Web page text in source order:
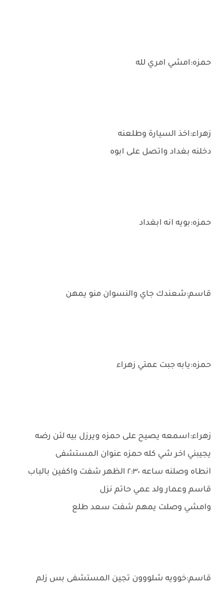
حمزه:امشي امري لله
زهراء:اخذ السيارة وطلعنه
دخلنه بغداد واتصل على ابوه
حمزه:بويه انه ابغداد
قاسم:شعندك جاي والنسوان منو يمهن
حمزه:يابه جبت عمتي زهراء
زهراء:اسمعه يصيح على حمزه ويرزل بيه لئن رضه
يجيبني اخر شي كله حمزه عنوان المستشفى
انطاه وصلنه ساعه ٢:٣٠ الظهر شفت واكفين بالباب
قاسم وعمار ولد عمي حاتم نزل
وامشي وصلت يمهم شفت سعد طلع
قاسم:خوويه شلووون تجين المستشفى بس زلم